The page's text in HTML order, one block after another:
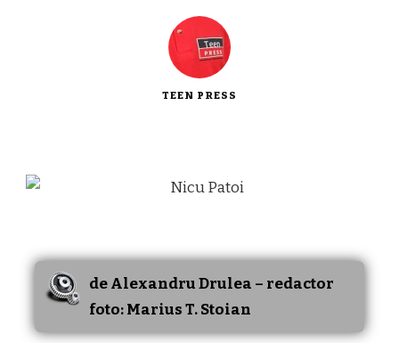
TEEN PRESS
de Alexandru Drulea – redactor
foto: Marius T. Stoian